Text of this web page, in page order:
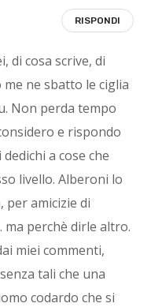
di cosa scrive, di
me ne sbatto le ciglia
Non perda tempo
e rispondo
a cose che
livello. Alberoni lo
per amicizie di
ma perchè dirle altro.
miei commenti,
tali che una
codardo che si
RISPONDI